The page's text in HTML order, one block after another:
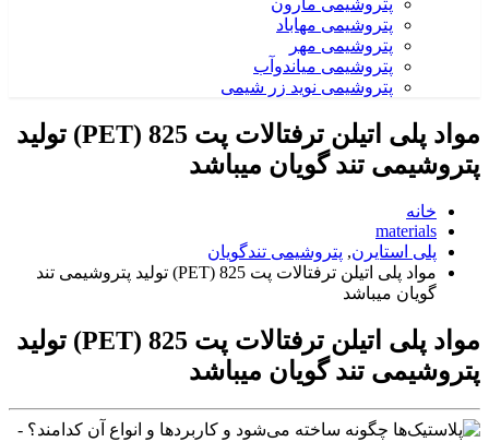
پتروشیمی مهاباد
پتروشیمی مهر
پتروشیمی میاندوآب
پتروشیمی نوید زر شیمی
مواد پلی اتیلن ترفتالات پت 825 (PET) تولید
پتروشیمی تند گویان میباشد
خانه
materials
پلی استایرن, پتروشیمی تندگویان
مواد پلی اتیلن ترفتالات پت 825 (PET) تولید پتروشیمی تند
گویان میباشد
مواد پلی اتیلن ترفتالات پت 825 (PET) تولید
پتروشیمی تند گویان میباشد